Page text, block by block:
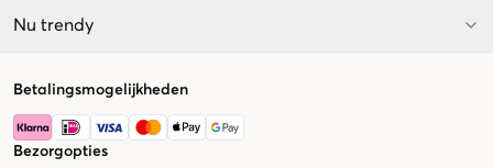
Nu trendy
Betalingsmogelijkheden
Bezorgopties